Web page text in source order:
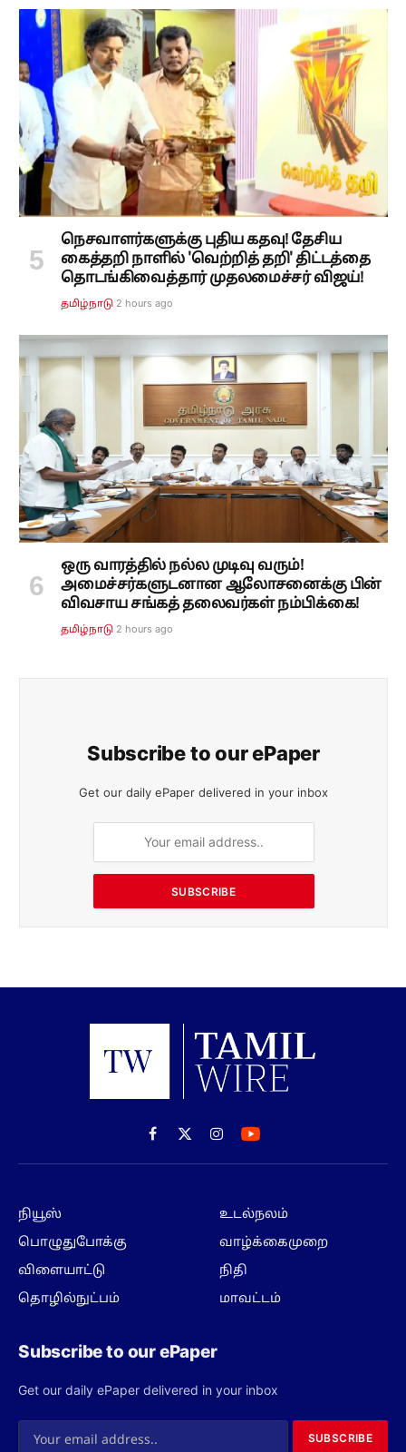
நெசவாளர்களுக்கு புதிய கதவு! தேசிய
கைத்தறி நாளில் 'வெற்றித் தறி' திட்டத்தை
தொடங்கிவைத்தார் முதலமைச்சர் விஜய்!
தமிழ்நாடு 2 hours ago
ஒரு வாரத்தில் நல்ல முடிவு வரும்!
அமைச்சர்களுடனான ஆலோசனைக்கு பின்
விவசாய சங்கத் தலைவர்கள் நம்பிக்கை!
தமிழ்நாடு 2 hours ago
Subscribe to our ePaper
Get our daily ePaper delivered in your inbox
SUBSCRIBE
Facebook
X
(Twitter)
Instagram
நியூஸ்
பொழுதுபோக்கு
விளையாட்டு
தொழில்நுட்பம்
உடல்நலம்
வாழ்க்கைமுறை
நிதி
மாவட்டம்
Subscribe to our ePaper
Get our daily ePaper delivered in your inbox
SUBSCRIBE